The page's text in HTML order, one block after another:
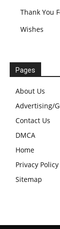
Thank You
Wishes
Pages
About Us
Advertising/
Contact Us
DMCA
Home
Privacy Policy
Sitemap